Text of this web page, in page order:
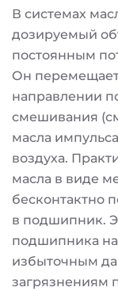
В системах
дозируемый
постоянным
Он
направлении
смешивания
масла
воздуха.
масла в виде
бесконтактно
в подшипник.
подшипника
избыточным
загрязнениям